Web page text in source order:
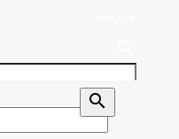
Search
for
search